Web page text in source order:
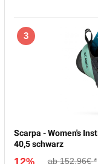
3
Scarpa - Women's
40,5 schwarz
152,96€